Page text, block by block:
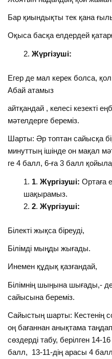
Бар қиындықты тек қана
Оқыса басқа елдердей
Жүргізуші:
Егер де мал керек болса,
Абай атамыз
айтқандай , келесі кезекті
мәтелдерге береміз.
Шарты: Әр топтан сайысқа
минуттың ішінде он мақал
ге 4 балл, 6-ға 3 балл
1. Жүргізуші: Ортаға
шақырамыз.
2. Жүргізуші:
Білекті жықса біреуді,
Білімді мыңды жығады.
Инемен құдық қазғандай,
Білімнің шыңына шығады,-
сайысына береміз.
Сайыстың шарты: Кестенің
оң бағаннан анықтама
сөздерді табу, берілген 14-
балл, 13-11-дің арасы 4